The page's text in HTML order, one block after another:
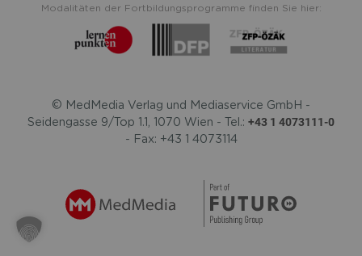
Modalitäten der Fortbildungsprogramme finden Sie hier:
© MedMedia Verlag und Mediaservice GmbH -
Seidengasse 9/Top 1.1, 1070 Wien - Tel.: +43 1 4073111-0
- Fax: +43 1 4073114